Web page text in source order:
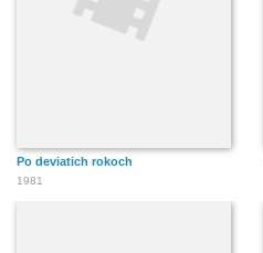
Po deviatich rokoch
1981